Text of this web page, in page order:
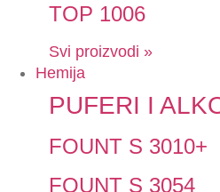
TOP 1006
Svi proizvodi »
Hemija
PUFERI I
FOUNT S 3010+
FOUNT S 3054